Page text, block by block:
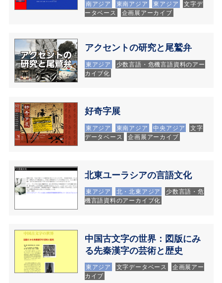
南アジア 東南アジア 東アジア
文字デ
ータベース
企画展アーカイブ
アクセントの研究と尾鷲弁
東アジア
少数言語・危機言語資料のアー
カイブ化
好奇字展
東アジア 東南アジア 中央アジア
文字
データベース
企画展アーカイブ
北東ユーラシアの言語文化
東アジア 北・北東アジア
少数言語・危
機言語資料のアーカイブ化
中国古文字の世界：図版にみ
る先秦漢字の芸術と歴史
東アジア 文字データベース
企画展アー
カイブ